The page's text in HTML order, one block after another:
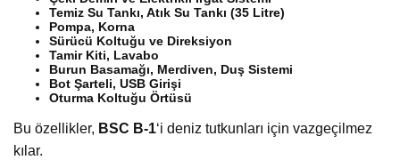
Temiz Su Tankı, Atık Su Tankı (35 Litre)
Pompa, Korna
Sürücü Koltuğu ve Direksiyon
Tamir Kiti, Lavabo
Burun Basamağı, Merdiven, Duş Sistemi
Bot Şarteli, USB Girişi
Oturma Koltuğu Örtüsü
Bu özellikler, BSC B-1‘i deniz tutkunları için vazgeçilmez
kılar.